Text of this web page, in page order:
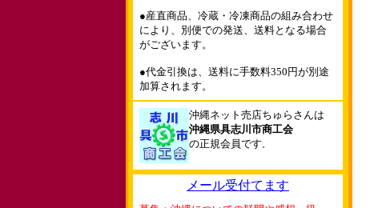
●産直商品、冷蔵・冷凍商品の組み合わせ
により、別便での発送、送料となる場合
がございます。
●代金引換は、送料に手数料350円が別途
加算されます。
沖縄ネット売店ちゅらさんは
沖縄県具志川市商工会
の正規会員です。
メール受付てます